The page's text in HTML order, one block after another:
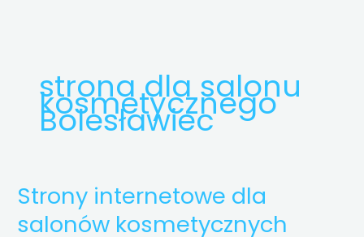
strona dla salonu
kosmetycznego
Bolesławiec
Strony internetowe dla
salonów kosmetycznych
Strony
internetowe
dla